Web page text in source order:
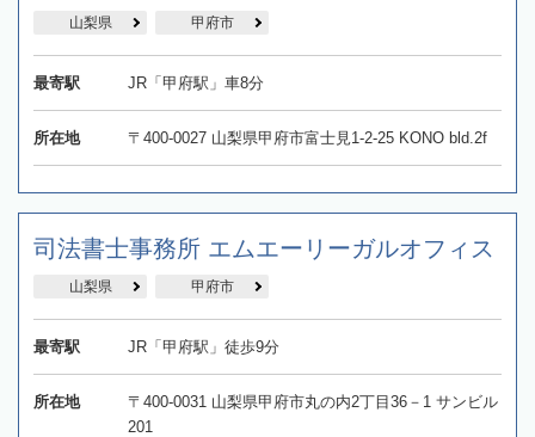
山梨県 甲府市
最寄駅 JR「甲府駅」車8分
所在地 〒400-0027 山梨県甲府市富士見1-2-25 KONO bld.2f
司法書士事務所 エムエーリーガルオフィス
山梨県 甲府市
最寄駅 JR「甲府駅」徒歩9分
所在地
〒400-0031 山梨県甲府市丸の内2丁目36－1 サンビル
201